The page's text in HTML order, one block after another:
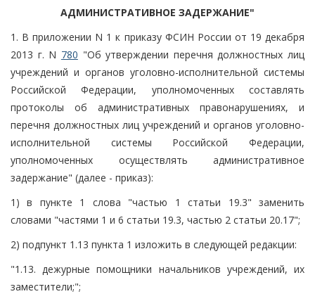
АДМИНИСТРАТИВНОЕ ЗАДЕРЖАНИЕ"
1. В приложении N 1 к приказу ФСИН России от 19 декабря
2013 г. N 780 "Об утверждении перечня должностных лиц
учреждений и органов уголовно-исполнительной системы
Российской Федерации, уполномоченных составлять
протоколы об административных правонарушениях, и
перечня должностных лиц учреждений и органов уголовно-
исполнительной системы Российской Федерации,
уполномоченных осуществлять административное
задержание" (далее - приказ):
1) в пункте 1 слова "частью 1 статьи 19.3" заменить
словами "частями 1 и 6 статьи 19.3, частью 2 статьи 20.17";
2) подпункт 1.13 пункта 1 изложить в следующей редакции:
"1.13. дежурные помощники начальников учреждений, их
заместители;";